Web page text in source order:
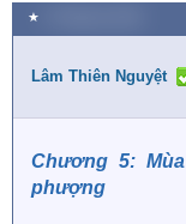
a
c
i
n
:
★
Lâm Thiên Nguyệt
Chương 5:
phượng